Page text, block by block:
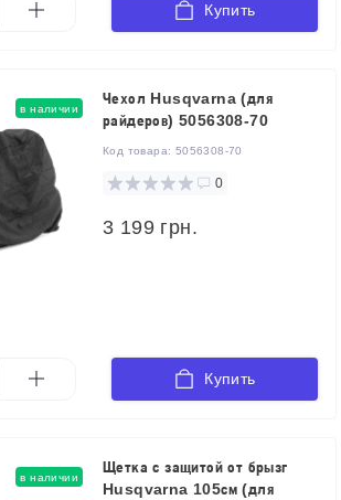
Купить
в наличии
Чехол Husqvarna (для
райдеров) 5056308-70
Код товара: 5056308-70
0
3 199 грн.
Купить
в наличии
Щетка с защитой от брызг
Husqvarna 105см (для